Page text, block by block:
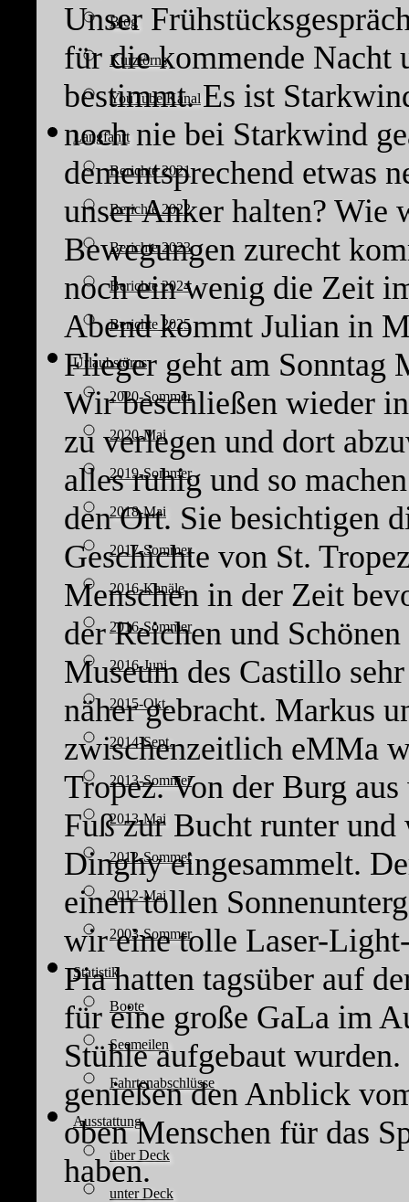
Blog
Kurztörns
YouTube Kanal
Langfahrt
Berichte 2021
Berichte 2022
Berichte 2023
Berichte 2024
Berichte 2025
Urlaubstörns
2020-Sommer
2020-Mai
2019-Sommer
2018-Mai
2017-Sommer
2016-Kanäle
2016-Sommer
2016-Juni
2015-Okt.
2014-Sept.
2013-Sommer
2013-Mai
2012-Sommer
2012-Mai
2003-Sommer
Statistik
Boote
Seemeilen
Fahrtenabschlüsse
Ausstattung
über Deck
unter Deck
Unser
für die kommende Nacht
bestimmt. Es ist
noch nie bei Starkwind
dementsprechend etwas
unser Anker halten? Wie
Bewegungen zurecht
noch ein wenig die Zeit
Abend kommt Julian in
Flieger geht am Sonntag
Wir beschließen wieder
zu verlegen und dort
alles ruhig und so
den Ort. Sie besichtigen
Geschichte von St.
Menschen in der Zeit
der Reichen und
Museum des Castillo
näher gebracht. Markus
zwischenzeitlich eMMa
Tropez. Von der Burg
Fuß zur Bucht runter
Dinghy eingesammelt.
einen tollen
wir eine tolle Laser-
Pia hatten tagsüber auf
für eine große GaLa im
Stühle aufgebaut
genießen den Anblick
oben Menschen für das
haben.